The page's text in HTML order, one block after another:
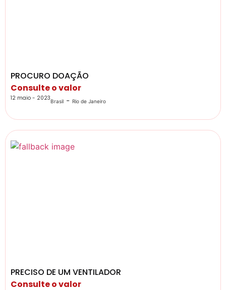
PROCURO DOAÇÃO
Consulte o valor
12 maio - 2023Brasil - Rio de Janeiro
PRECISO DE UM VENTILADOR
Consulte o valor